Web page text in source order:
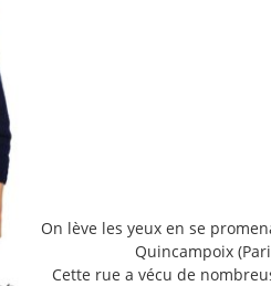
On lève les yeux en se
Quincampoix
Cette rue a vécu de